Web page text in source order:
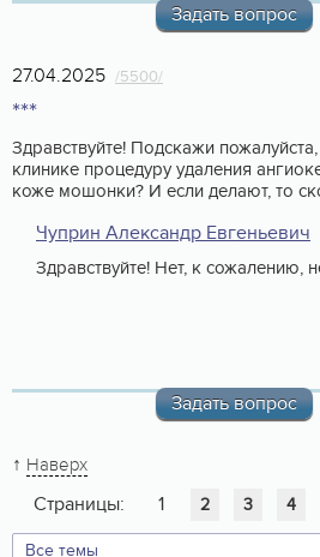
Задать вопрос
27.04.2025 /5500/
***
Здравствуйте! Подскажи
клинике процедуру удаления
коже мошонки? И если делают, то
Задать вопрос
Чуприн Александр Евгеньевич
Здравствуйте! Нет, к сожалению,
↑ Наверх
Страницы: 1 2 3 4
Все темы